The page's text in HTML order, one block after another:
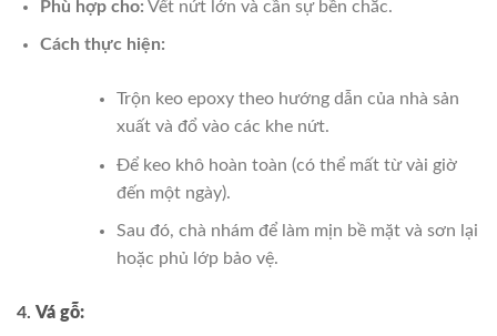
Phù hợp cho: Vết nứt lớn và cần sự bền chắc.
Cách thực hiện:
Trộn keo epoxy theo hướng dẫn của nhà sản
xuất và đổ vào các khe nứt.
Để keo khô hoàn toàn (có thể mất từ vài giờ
đến một ngày).
Sau đó, chà nhám để làm mịn bề mặt và sơn lại
hoặc phủ lớp bảo vệ.
4. Vá gỗ: